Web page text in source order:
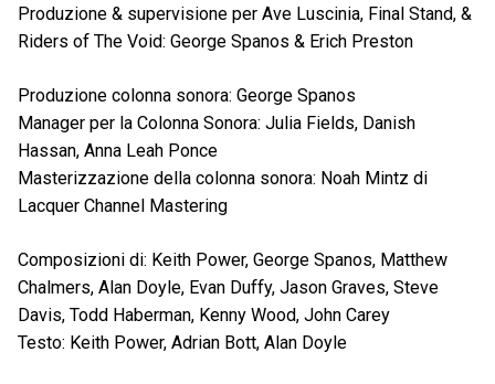
Produzione & supervisione per Ave Luscinia, Final Stand, &
Riders of The Void: George Spanos & Erich Preston
Produzione colonna sonora: George Spanos
Manager per la Colonna Sonora: Julia Fields, Danish
Hassan, Anna Leah Ponce
Masterizzazione della colonna sonora: Noah Mintz di
Lacquer Channel Mastering
Composizioni di: Keith Power, George Spanos, Matthew
Chalmers, Alan Doyle, Evan Duffy, Jason Graves, Steve
Davis, Todd Haberman, Kenny Wood, John Carey
Testo: Keith Power, Adrian Bott, Alan Doyle